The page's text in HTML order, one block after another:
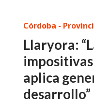
Llaryora:
aplica
desarrollo”
Córdoba -